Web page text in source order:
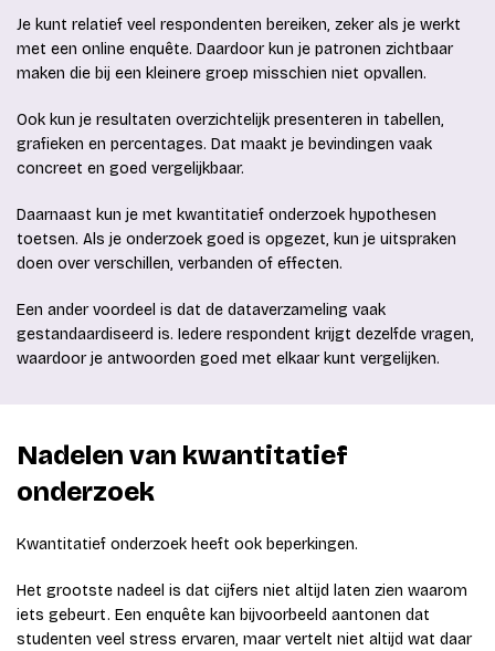
Je kunt relatief veel respondenten bereiken, zeker als je werkt
met een online enquête. Daardoor kun je patronen zichtbaar
maken die bij een kleinere groep misschien niet opvallen.
Ook kun je resultaten overzichtelijk presenteren in tabellen,
grafieken en percentages. Dat maakt je bevindingen vaak
concreet en goed vergelijkbaar.
Daarnaast kun je met kwantitatief onderzoek hypothesen
toetsen. Als je onderzoek goed is opgezet, kun je uitspraken
doen over verschillen, verbanden of effecten.
Een ander voordeel is dat de dataverzameling vaak
gestandaardiseerd is. Iedere respondent krijgt dezelfde vragen,
waardoor je antwoorden goed met elkaar kunt vergelijken.
Nadelen van kwantitatief
onderzoek
Kwantitatief onderzoek heeft ook beperkingen.
Het grootste nadeel is dat cijfers niet altijd laten zien waarom
iets gebeurt. Een enquête kan bijvoorbeeld aantonen dat
studenten veel stress ervaren, maar vertelt niet altijd wat daar